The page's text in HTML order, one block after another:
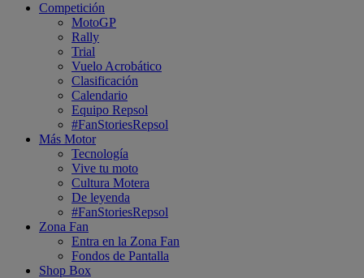
Competición
MotoGP
Rally
Trial
Vuelo Acrobático
Clasificación
Calendario
Equipo Repsol
#FanStoriesRepsol
Más Motor
Tecnología
Vive tu moto
Cultura Motera
De leyenda
#FanStoriesRepsol
Zona Fan
Entra en la Zona Fan
Fondos de Pantalla
Shop Box